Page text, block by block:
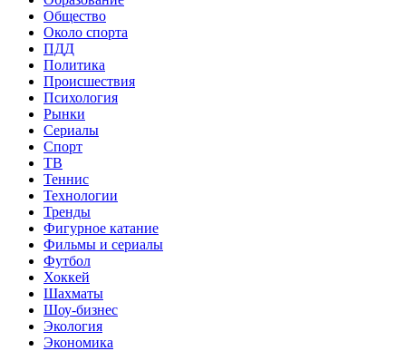
Общество
Около спорта
ПДД
Политика
Происшествия
Психология
Рынки
Сериалы
Спорт
ТВ
Теннис
Технологии
Тренды
Фигурное катание
Фильмы и сериалы
Футбол
Хоккей
Шахматы
Шоу-бизнес
Экология
Экономика